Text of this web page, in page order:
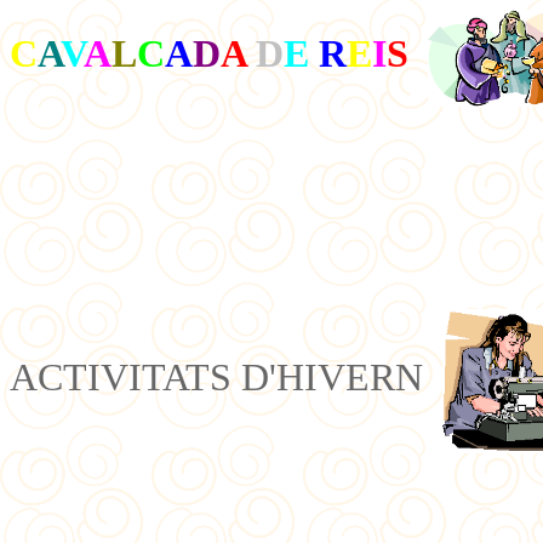
CAVALCADA DE REIS
ACTIVITATS D'HIVERN